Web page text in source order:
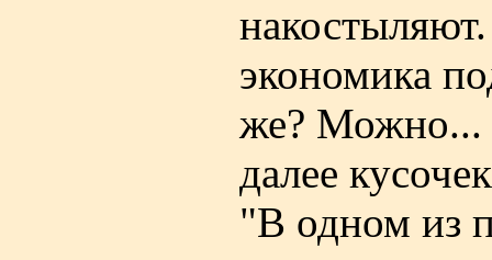
экономика
же? Можно...
далее
"В одном из